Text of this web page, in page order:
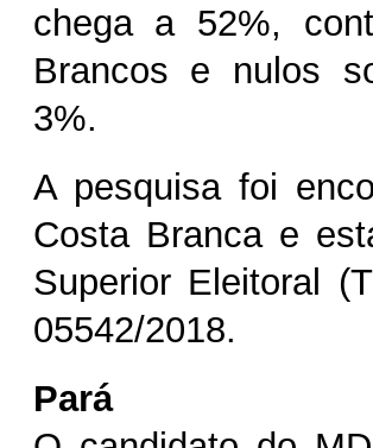
chega a 52%,
Brancos e nulos
3%.
A pesquisa foi
Costa Branca e
Superior Eleitoral
05542/2018.
Pará